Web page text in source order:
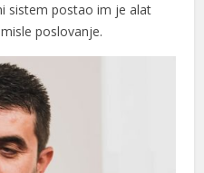
sistem postao im je alat
poslovanje.